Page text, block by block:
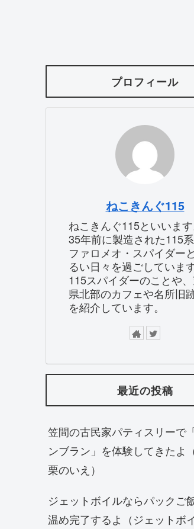
プロフィール
ねこきんぐ115
ねこきんぐ115といいます
35年前に製造された115
ファロメオ・スパイダー
るい日々を過ごしています
115スパイダーのことや
県北部のカフェや名所旧
を紹介しています。
最近の投稿
笠間の古民家パティスリーで
ンブラン」を体験してきたよ
栗のいえ）
ジェットボイルならパックご
温め完了するよ（ジェットボ